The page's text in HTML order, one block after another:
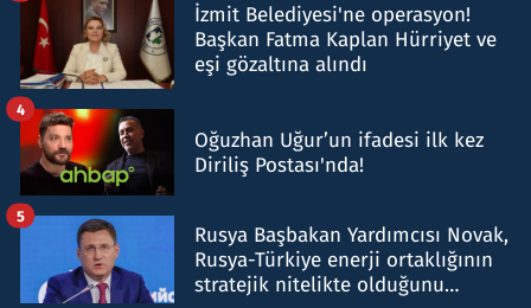
İzmit Belediyesi'ne operasyon!
Başkan Fatma Kaplan Hürriyet ve
eşi gözaltına alındı
Oğuzhan Uğur’un ifadesi ilk kez
Diriliş Postası'nda!
4
Rusya Başbakan Yardımcısı Novak,
Rusya-Türkiye enerji ortaklığının
stratejik nitelikte olduğunu
5